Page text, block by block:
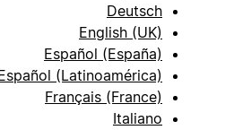
Deutsch
English (UK)
Español (España)
Español (Latinoamérica)
Français (France)
Italiano